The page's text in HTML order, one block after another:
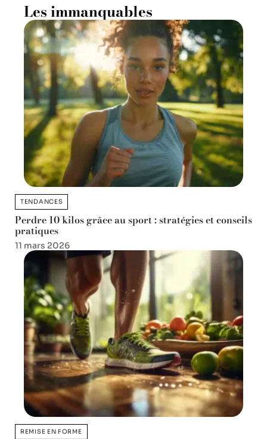
Les immanquables
TENDANCES
Perdre 10 kilos grâce au sport : stratégies et conseils
pratiques
11 mars 2026
REMISE EN FORME